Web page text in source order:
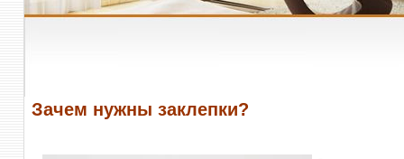
Зачем нужны заклепки?